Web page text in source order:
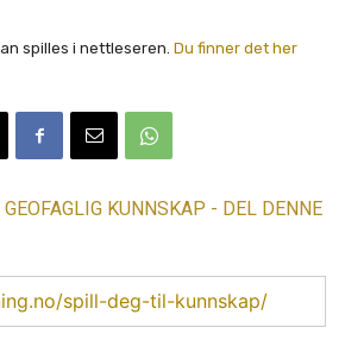
spilles i nettleseren. Du finner det her
KUNNSKAP - DEL DENNE
spill-deg-til-kunnskap/